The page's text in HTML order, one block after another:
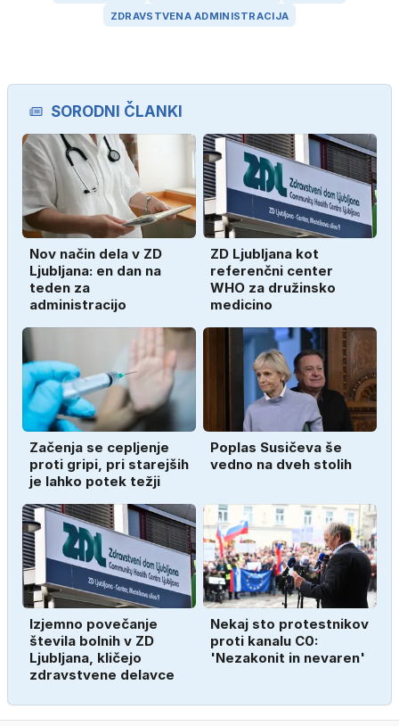
ZDRAVSTVENA ADMINISTRACIJA
SORODNI ČLANKI
Nov način dela v ZD
Ljubljana: en dan na
teden za
administracijo
ZD Ljubljana kot
referenčni center
WHO za družinsko
medicino
Začenja se cepljenje
proti gripi, pri starejših
je lahko potek težji
Poplas Susičeva še
vedno na dveh stolih
Izjemno povečanje
števila bolnih v ZD
Ljubljana, kličejo
zdravstvene delavce
Nekaj sto protestnikov
proti kanalu C0:
'Nezakonit in nevaren'